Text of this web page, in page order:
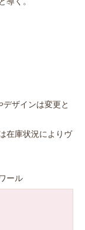
ザインは変更と
在庫状況によりヴ
ール